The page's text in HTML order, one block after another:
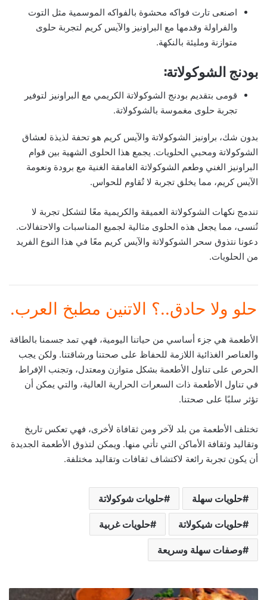
اصنعى تارت فواكه محشوة بالفواكه الموسمية مثل التوت
والفراولة وقدمها مع البراونيز والآيس كريم لتجربة حلوى
متوازنة ومليئة بالنكهة.
بودنج الشوكولاتة:
قومى بتقديم بودنج الشوكولاتة الكريمي مع البراونيز لتوفير
تجربة حلوى مغموسة بالشوكولاتة.
بدون شك، براونيز الشوكولاتة والآيس كريم هو تحفة لذيذة لعشاق
الشوكولاتة ومحبي الحلويات. يجمع هذا الحلوى الشهية بين قوام
البراونيز الغني وطعم الشوكولاتة الغامقة الغنية مع برودة ونعومة
الآيس كريم، مما يخلق تجربة لا تُقاوم للحواس.
تندمج نكهات الشوكولاتة العميقة والكريمية معًا لتشكل تجربة لا
تُنسى، مما يجعل هذه الحلوى مثالية لجميع المناسبات والاحتفالات.
دعونا نتذوق سحر الشوكولاتة والآيس كريم معًا في هذا النوع الفريد
من الحلويات.
حلو ولا حادق..؟ الاتنين مطبخ العرب.
الأطعمة هي جزء أساسي من حياتنا اليومية، فهي تمد جسمنا بالطاقة
والعناصر الغذائية اللازمة للحفاظ على صحتنا ورشاقتنا. ولكن يجب
الحرص على تناول الأطعمة بشكل متوازن ومعتدل، وتجنب الإفراط
في تناول الأطعمة ذات السعرات الحرارية العالية، والتي يمكن أن
تؤثر سلبًا على صحتنا.
تختلف الأطعمة من بلد لآخر ومن ثقافاة لأخرى، فهي تعكس تاريخ
وتقاليد وثقافة الأماكن التي تأتي منها. ويمكن لتذوق الأطعمة الجديدة
أن يكون تجربة رائعة لاكتشاف ثقافات وتقاليد مختلفة.
حلويات سهلة حلويات شوكولاتة
حلويات شيكولاتة حلويات غربية
وصفات سهلة وسريعة